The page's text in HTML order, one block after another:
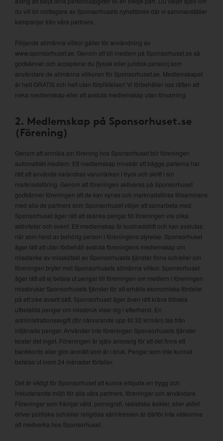
du vill bli mottagare av Sponsorhusets nyhetsbrev där vi sammanställer
kampanjer från våra partners.
Följande allmänna villkor gäller för användning av
www.sponsorhuset.se. Genom att bli medlem på Sponsorhuset.se så
godkänner och accepterar du [fysisk eller juridisk person] som
användare de allmänna villkoren för Sponsorhuset.se. Medlemskapet
är helt GRATIS och helt utan förpliktelser! Vi förbehåller oss rätten att
neka medlemskap eller att avsluta medlemskap utan förvarning.
2. Medlemskap på Sponsorhuset.se
(Förening)
Genom att anmäla sin förening hos Sponsorhuset blir föreningen
automatiskt medlem. Ett medlemskap innebär att bägge parterna har
rätt att använda varandras varumärken i tryck och skrift i sin
marknadsföring. Genom att föreningen aktiveras på Sponsorhuset
godkänner föreningen att de kan synas och marknadsföras tillsammans
med alla de partners som Sponsorhuset väljer att samarbeta med.
Sponsorhuset äger rätt att skänka pengar till föreningen via olika
aktiviteter och event. Ett medlemskap är kostnadsfritt och kan avslutas
när som helst av behörig person i föreningens styrelse. Sponsorhuset
äger rätt att utan förbehåll avsluta föreningens medlemskap om
misstanke av misskötsel av Sponsorhusets tjänster finns och/eller om
föreningen bryter mot Sponsorhusets allmänna villkor. Sponsorhuset
äger rätt att ej betala ut pengar till föreningen om medlem i föreningen
missbrukar Sponsorhusets tjänster för att erhålla ekonomiska fördelar
på ett icke avsett sätt. Sponsorhuset äger även rätt kräva tillbaka
utbetalda pengar om missbruk visar sig i efterhand. En
administrationsavgift (för närvarande upp till 32 kr/mån) tas från
intjänade pengar. Använder inte föreningen Sponsorhusets tjänster
kostar det inget. Föreningen är själv ansvarig för att det finns ett
bankkonto eller giro anmält som är i bruk. Pengar som inte kunnat
betalas ut inom 24 månader förfaller.
Det är viktigt för Sponsorhuset att kunna erbjuda en trygg och
inkluderande miljö för alla våra partners, föreningar och användare.
Föreningar som främjar våld, pornografi, rasistiska åsikter, eller aktivt
driver politiska och/eller religiösa särintressen är därför inte välkomna
att medverka hos Sponsorhuset.